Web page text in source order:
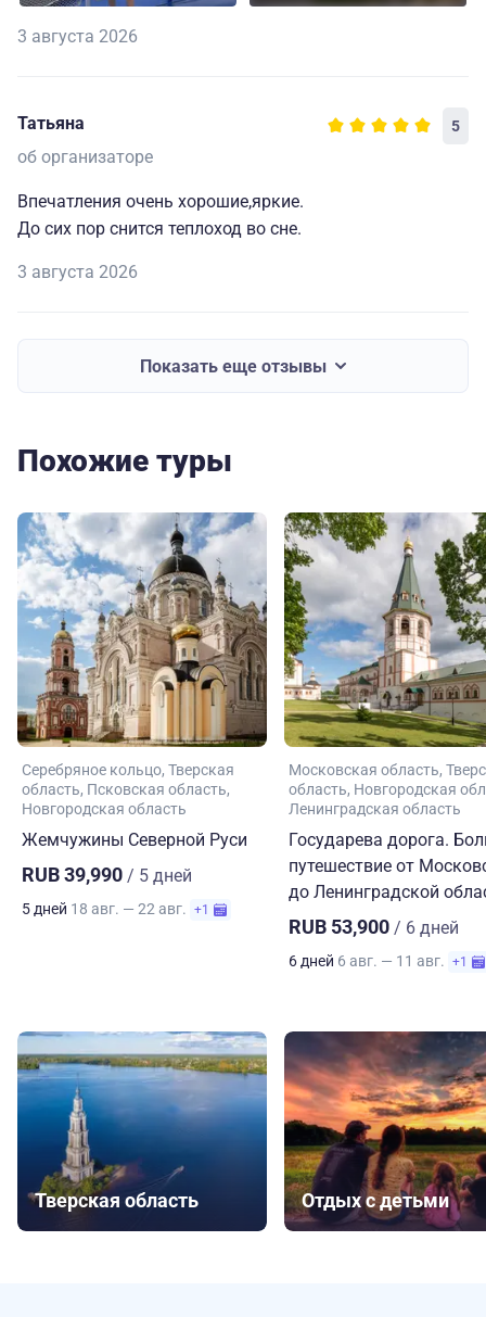
3 августа 2026
Татьяна 5
об организаторе
Впечатления очень хорошие,яркие.
До сих пор снится теплоход во сне.
3 августа 2026
Показать еще отзывы
Похожие туры
Серебряное кольцо Тверская
область Псковская область
Новгородская область
Жемчужины Северной Руси
RUB 39,990 / 5 дней
5 дней 18 авг. — 22 авг. +1
Московская область
область Новгородская
Ленинградская область
Государева дорога.
путешествие от
до Ленинградской
RUB 53,900 / 6 дней
6 дней 6 авг. — 11 авг. +1
Тверская область Отдых с детьми